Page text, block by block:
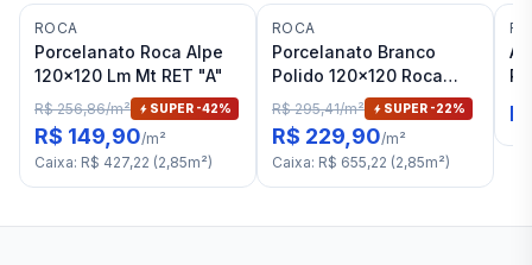
ROCA
Porcelanato Roca Alpe
120x120 Lm Mt RET "A"
R$ 256,86/m² SUPER -42%
R$ 149,90/m²
Caixa: R$ 427,22 (2,85m²)
ROCA
Porcelanato Branco
Polido 120x120 Roca
Alpe Lm RET "A"
R$ 295,41/m² SUPER -22%
R$ 229,90/m²
Caixa: R$ 655,22 (2,85m²)